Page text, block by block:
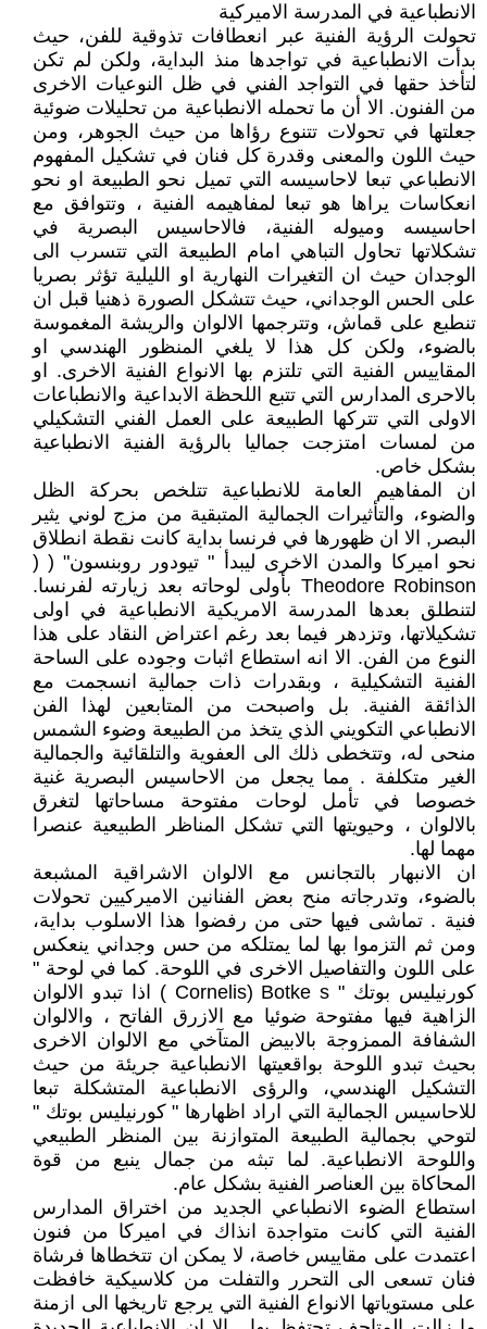
الانطباعية في المدرسة الاميركية
تحولت الرؤية الفنية عبر انعطافات تذوقية للفن، حيث
بدأت الانطباعية في تواجدها منذ البداية، ولكن لم تكن
لتأخذ حقها في التواجد الفني في ظل النوعيات الاخرى
من الفنون. الا أن ما تحمله الانطباعية من تحليلات ضوئية
جعلتها في تحولات تتنوع رؤاها من حيث الجوهر، ومن
حيث اللون والمعنى وقدرة كل فنان في تشكيل المفهوم
الانطباعي تبعا لاحاسيسه التي تميل نحو الطبيعة او نحو
انعكاسات يراها هو تبعا لمفاهيمه الفنية ، وتتوافق مع
احاسيسه وميوله الفنية، فالاحاسيس البصرية في
تشكلاتها تحاول التباهي امام الطبيعة التي تتسرب الى
الوجدان حيث ان التغيرات النهارية او الليلية تؤثر بصريا
على الحس الوجداني، حيث تتشكل الصورة ذهنيا قبل ان
تنطبع على قماش، وتترجمها الالوان والريشة المغموسة
بالضوء، ولكن كل هذا لا يلغي المنظور الهندسي او
المقاييس الفنية التي تلتزم بها الانواع الفنية الاخرى. او
بالاحرى المدارس التي تتبع اللحظة الابداعية والانطباعات
الاولى التي تتركها الطبيعة على العمل الفني التشكيلي
من لمسات امتزجت جماليا بالرؤية الفنية الانطباعية
بشكل خاص.
ان المفاهيم العامة للانطباعية تتلخص بحركة الظل
والضوء، والتأثيرات الجمالية المتبقية من مزج لوني يثير
البصر, الا ان ظهورها في فرنسا بداية كانت نقطة انطلاق
نحو اميركا والمدن الاخرى ليبدأ " تيودور روبنسون" ( (
Theodore Robinson بأولى لوحاته بعد زيارته لفرنسا.
لتنطلق بعدها المدرسة الامريكية الانطباعية في اولى
تشكيلاتها، وتزدهر فيما بعد رغم اعتراض النقاد على هذا
النوع من الفن. الا انه استطاع اثبات وجوده على الساحة
الفنية التشكيلية ، وبقدرات ذات جمالية انسجمت مع
الذائقة الفنية. بل واصبحت من المتابعين لهذا الفن
الانطباعي التكويني الذي يتخذ من الطبيعة وضوء الشمس
منحى له، وتتخطى ذلك الى العفوية والتلقائية والجمالية
الغير متكلفة . مما يجعل من الاحاسيس البصرية غنية
خصوصا في تأمل لوحات مفتوحة مساحاتها لتغرق
بالالوان ، وحيويتها التي تشكل المناظر الطبيعية عنصرا
مهما لها.
ان الانبهار بالتجانس مع الالوان الاشراقية المشبعة
بالضوء، وتدرجاته منح بعض الفنانين الاميركيين تحولات
فنية . تماشى فيها حتى من رفضوا هذا الاسلوب بداية،
ومن ثم التزموا بها لما يمتلكه من حس وجداني ينعكس
على اللون والتفاصيل الاخرى في اللوحة. كما في لوحة "
كورنيليس بوتك " Cornelis) Botke s ) اذا تبدو الالوان
الزاهية فيها مفتوحة ضوئيا مع الازرق الفاتح ، والالوان
الشفافة الممزوجة بالابيض المتآخي مع الالوان الاخرى
بحيث تبدو اللوحة بواقعيتها الانطباعية جريئة من حيث
التشكيل الهندسي، والرؤى الانطباعية المتشكلة تبعا
للاحاسيس الجمالية التي اراد اظهارها " كورنيليس بوتك "
لتوحي بجمالية الطبيعة المتوازنة بين المنظر الطبيعي
واللوحة الانطباعية. لما تبثه من جمال ينبع من قوة
المحاكاة بين العناصر الفنية بشكل عام.
استطاع الضوء الانطباعي الجديد من اختراق المدارس
الفنية التي كانت متواجدة انذاك في اميركا من فنون
اعتمدت على مقاييس خاصة، لا يمكن ان تتخطاها فرشاة
فنان تسعى الى التحرر والتفلت من كلاسيكية خافظت
على مستوياتها الانواع الفنية التي يرجع تاريخها الى ازمنة